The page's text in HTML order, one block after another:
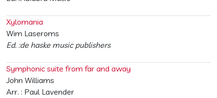
Xylomania
Wim Laseroms
Ed. :de haske music publishers
Symphonic suite from far and away
John Williams
Arr. : Paul Lavender